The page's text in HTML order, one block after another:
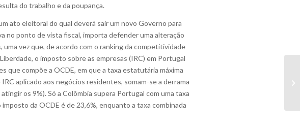
do trabalho e da poupança.
ato eleitoral do qual deverá sair um novo Governo para
no ponto de vista fiscal, importa defender uma alteração
vez que, de acordo com o ranking da competitividade
o imposto sobre as empresas (IRC) em Portugal
que compõe a OCDE, em que a taxa estatutária máxima
aplicado aos negócios residentes, somam-se a derrama
os 9%). Só a Colômbia supera Portugal com uma taxa
da OCDE é de 23,6%, enquanto a taxa combinada